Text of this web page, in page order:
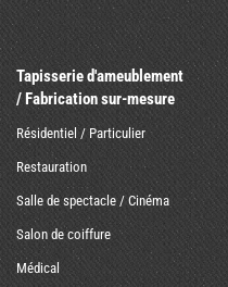
Tapisserie d'ameublement
/ Fabrication sur-mesure
Résidentiel / Particulier
Restauration
Salle de spectacle / Cinéma
Salon de coiffure
Médical